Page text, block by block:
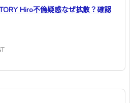
Hiro不倫疑惑なぜ拡散？確認